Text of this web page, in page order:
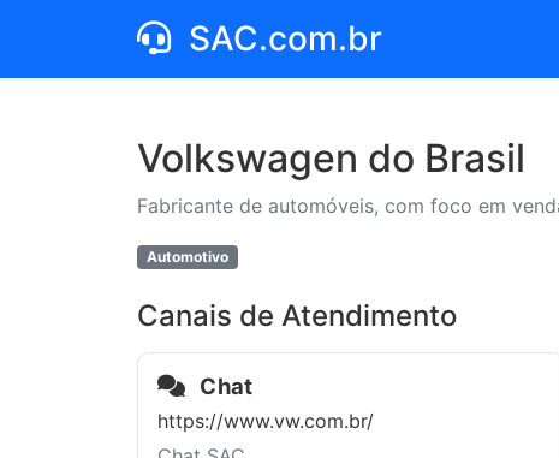
SAC.com.br
Volkswagen do Brasil
Fabricante de automóveis, com foco em
Automotivo
Canais de Atendimento
Chat
https://www.vw.com.br/